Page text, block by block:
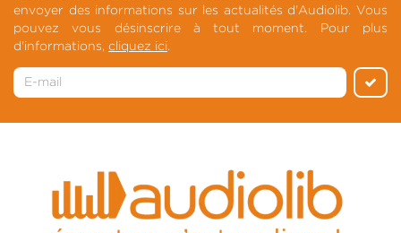
envoyer des informations sur les actualités d'Audiolib. Vous
pouvez vous désinscrire à tout moment. Pour plus
d'informations, cliquez ici.